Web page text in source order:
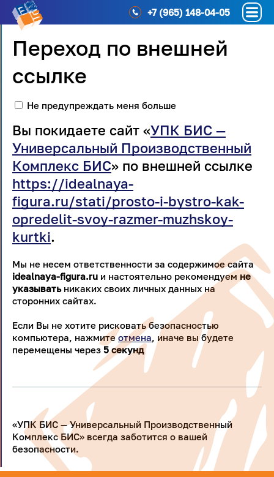
+7 (965) 148-04-05
Переход по внешней
ссылке
Не предупреждать меня больше
Вы покидаете сайт «УПК БИС —
Универсальный Производственный
Комплекс БИС» по внешней ссылке
https://idealnaya-
figura.ru/stati/prosto-i-bystro-kak-
opredelit-svoy-razmer-muzhskoy-
kurtki.
Мы не несем ответственности за содержимое сайта
idealnaya-figura.ru и настоятельно рекомендуем не
указыватьникаких своих личных данных на
сторонних сайтах.
Если Вы не хотите рисковать безопасностью
компьютера, нажмитеотмена, иначе вы будете
перемещены через 5секунд
«УПК БИС — Универсальный Производственный
Комплекс БИС» всегда заботится о вашей
безопасности.